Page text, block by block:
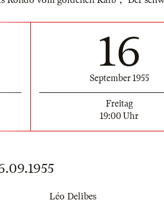
16
September 1955
Freitag
19:00 Uhr
Léo Delibes